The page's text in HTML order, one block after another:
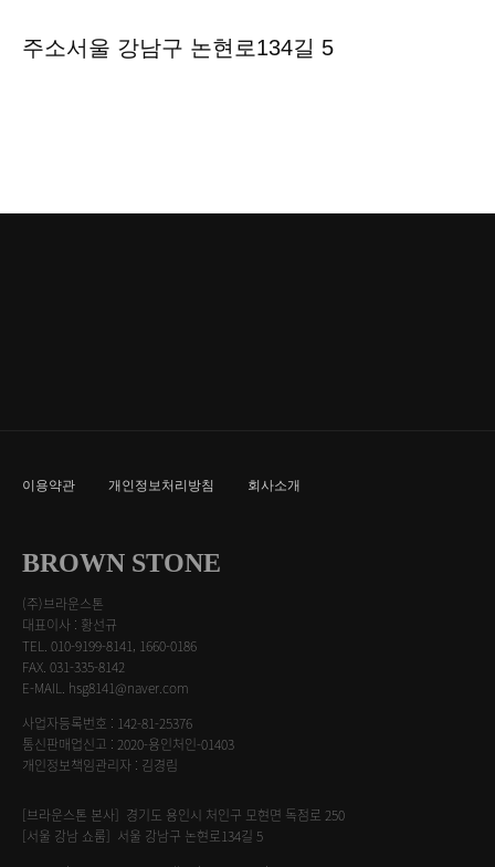
주소서울 강남구 논현로134길 5
BROWN STONE
이용약관 개인정보처리방침 회사소개
(주)브라운스톤
대표이사 : 황선규
TEL. 010-9199-8141, 1660-0186
FAX. 031-335-8142
E-MAIL. hsg8141@naver.com
사업자등록번호 : 142-81-25376
통신판매업신고 : 2020-용인처인-01403
개인정보책임관리자 : 김경림
[브라운스톤 본사] 경기도 용인시 처인구 모현면 독점로 250
[서울 강남 쇼룸] 서울 강남구 논현로134길 5